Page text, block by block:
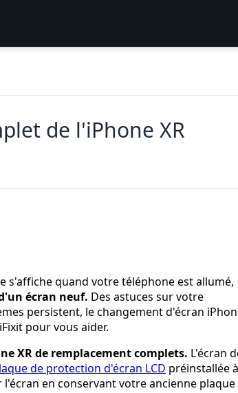
de l'iPhone XR
s'affiche quand votre téléphone est allumé,
écran neuf. Des astuces sur votre
persistent, le changement d'écran
pour vous aider.
XR de remplacement complets. L'écran
de protection d'écran LCD préinstallée à
en conservant votre ancienne plaque